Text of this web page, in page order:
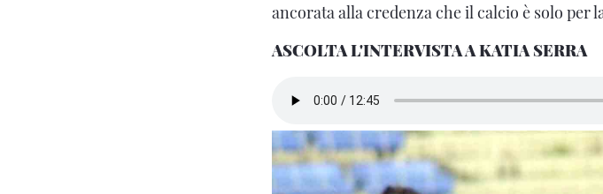
ancorata alla credenza che il calcio è solo per
ASCOLTA L'INTERVISTA A KATIA SERRA